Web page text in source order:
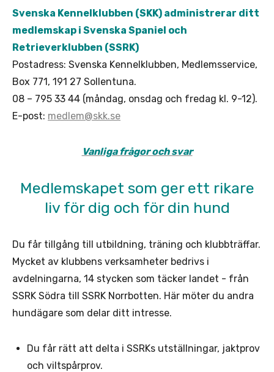
Svenska Kennelklubben (SKK) administrerar ditt
medlemskap i Svenska Spaniel och
Retrieverklubben (SSRK)
Postadress: Svenska Kennelklubben, Medlemsservice,
Box 771, 191 27 Sollentuna.
08 – 795 33 44 (måndag, onsdag och fredag kl. 9-12).
E-post: medlem@skk.se
Vanliga frågor och svar
Medlemskapet som ger ett rikare
liv för dig och för din hund
Du får tillgång till utbildning, träning och klubbträffar.
Mycket av klubbens verksamheter bedrivs i
avdelningarna, 14 stycken som täcker landet - från
SSRK Södra till SSRK Norrbotten. Här möter du andra
hundägare som delar ditt intresse.
Du får rätt att delta i SSRKs utställningar, jaktprov
och viltspårprov.